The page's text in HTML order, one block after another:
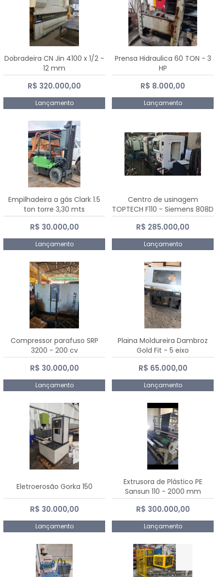
Dobradeira CN Jin 4100 x 1/2 -
12 mm
R$ 320.000,00
Lançamento
Prensa Hidraulica 60 TON - 3
HP
R$ 8.000,00
Lançamento
Empilhadeira a gás Clark 1.5
ton torre 3,30 mts
R$ 30.000,00
Lançamento
Centro de usinagem
TOPTECH F110 - Siemens 808D
Advanced
R$ 285.000,00
Lançamento
Compressor parafuso SRP
3200 - 200 cv
R$ 30.000,00
Lançamento
Plaina Moldureira Dambroz
Gold Fit - 5 eixo
R$ 65.000,00
Lançamento
Eletroerosão Gorka 150
R$ 30.000,00
Lançamento
Extrusora de Plástico PE
Sansun 110 - 2000 mm
R$ 300.000,00
Lançamento